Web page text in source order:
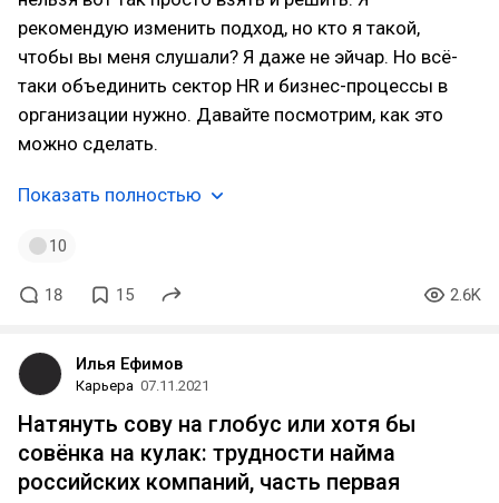
рекомендую изменить подход, но кто я такой,
чтобы вы меня слушали? Я даже не эйчар. Но всё-
таки объединить сектор HR и бизнес-процессы в
организации нужно. Давайте посмотрим, как это
можно сделать.
Показать полностью
10
18 15 2.6K
Илья Ефимов
Карьера 07.11.2021
Натянуть сову на глобус или хотя бы
совёнка на кулак: трудности найма
российских компаний, часть первая